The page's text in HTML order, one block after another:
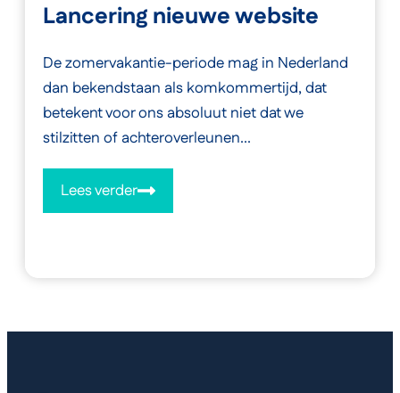
Lancering nieuwe website
De zomervakantie-periode mag in Nederland
dan bekendstaan als komkommertijd, dat
betekent voor ons absoluut niet dat we
stilzitten of achteroverleunen...
Lees verder